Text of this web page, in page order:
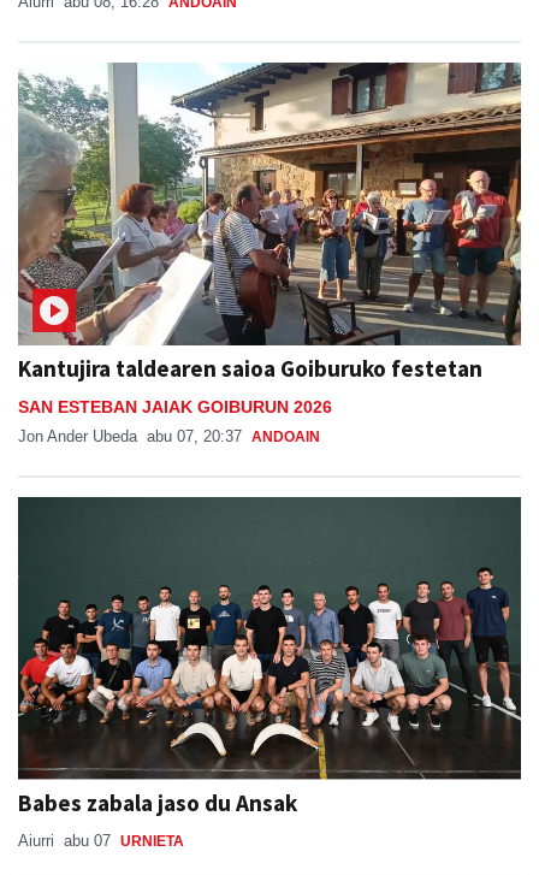
Kantujira taldearen saioa Goiburuko festetan
SAN ESTEBAN JAIAK GOIBURUN 2026
Jon Ander Ubeda abu 07, 20:37 ANDOAIN
Babes zabala jaso du Ansak
Aiurri abu 07 URNIETA